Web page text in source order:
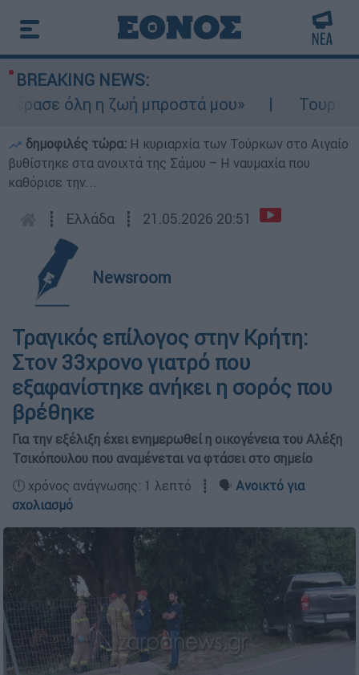
BREAKING NEWS:
όλη η ζωή μπροστά μου»
Τουρισμός
δημοφιλές τώρα: Η κυριαρχία των Τούρκων στο Αιγαίο
βυθίστηκε στα ανοιχτά της Σάμου – Η ναυμαχία που
καθόρισε την...
┋ Ελλάδα ┋ 21.05.2026 20:51
Newsroom
Τραγικός επίλογος στην Κρήτη:
Στον 33χρονο γιατρό που
εξαφανίστηκε ανήκει η σορός που
βρέθηκε
Για την εξέλιξη έχει ενημερωθεί η οικογένεια του Αλέξη
Τσικόπουλου που αναμένεται να φτάσει στο σημείο
🕛 χρόνος ανάγνωσης: 1 λεπτό ┋ 🗣️ Ανοικτό για
σχολιασμό